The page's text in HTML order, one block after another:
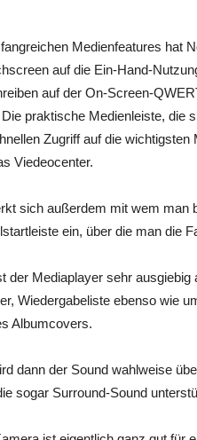
Medienfeatures hat
auf die Ein-Hand-
auf der On-Screen-
praktische Medienleiste, die
Zugriff auf die
Viedeocenter.
sich außerdem mit wem man
ein, über die man die
der Mediaplayer sehr
Wiedergabeliste ebenso wie
Albumcovers.
dann der Sound wahlweise
sogar Surround-Sound